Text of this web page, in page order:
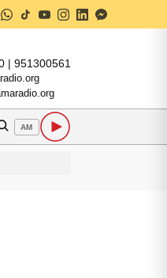
| 951300561
AM